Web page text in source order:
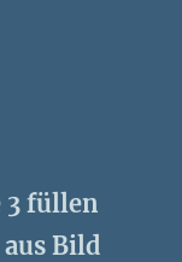
3 füllen
Bild